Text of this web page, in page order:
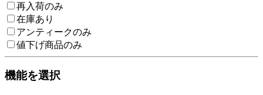
再入荷のみ
在庫あり
アンティークのみ
値下げ商品のみ
機能を選択